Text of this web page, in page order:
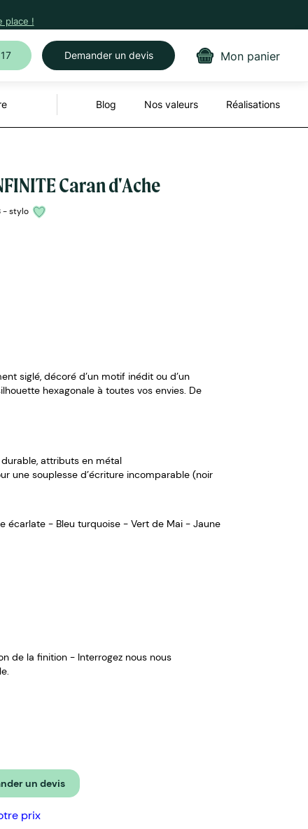
place !
Demander un devis Mon panier
Blog Nos valeurs Réalisations
Caran d'Ache
- stylo
siglé, décoré d’un motif inédit ou d’un
hexagonale à toutes vos envies. De
attributs en métal
une souplesse d’écriture incomparable (noir
écarlate - Bleu turquoise - Vert de Mai - Jaune
de la finition - Interrogez nous nous
un devis
prix